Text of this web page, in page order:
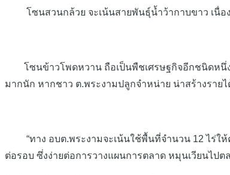
โซนสวนกล้วย จะเน้นสายพันธุ์น้ำว้ากาบขาว เนื่อง
โซนข้าวโพดหวาน ถือเป็นพืชเศรษฐกิจอีกชนิดหนึ่ง
มากนัก หากชาว ต.พระงามปลูกจำหน่าย น่าสร้างราย
“ทาง อบต.พระงามจะเน้นใช้พื้นที่จำนวน 12 ไร่ให้
ต่อรอบ ซึ่งง่ายต่อการวางแผนการตลาด หมุนเวียนไป